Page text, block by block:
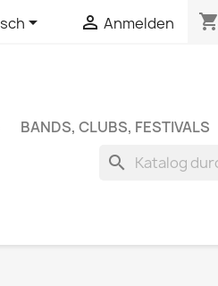
  Anmelden shopping_cart
BANDS, CLUBS, FESTIVALS
search